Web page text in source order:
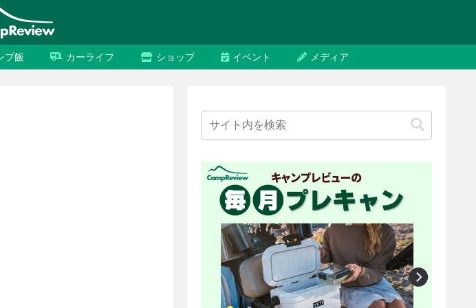
プ飯 カーライフ ショップ イベント メディア